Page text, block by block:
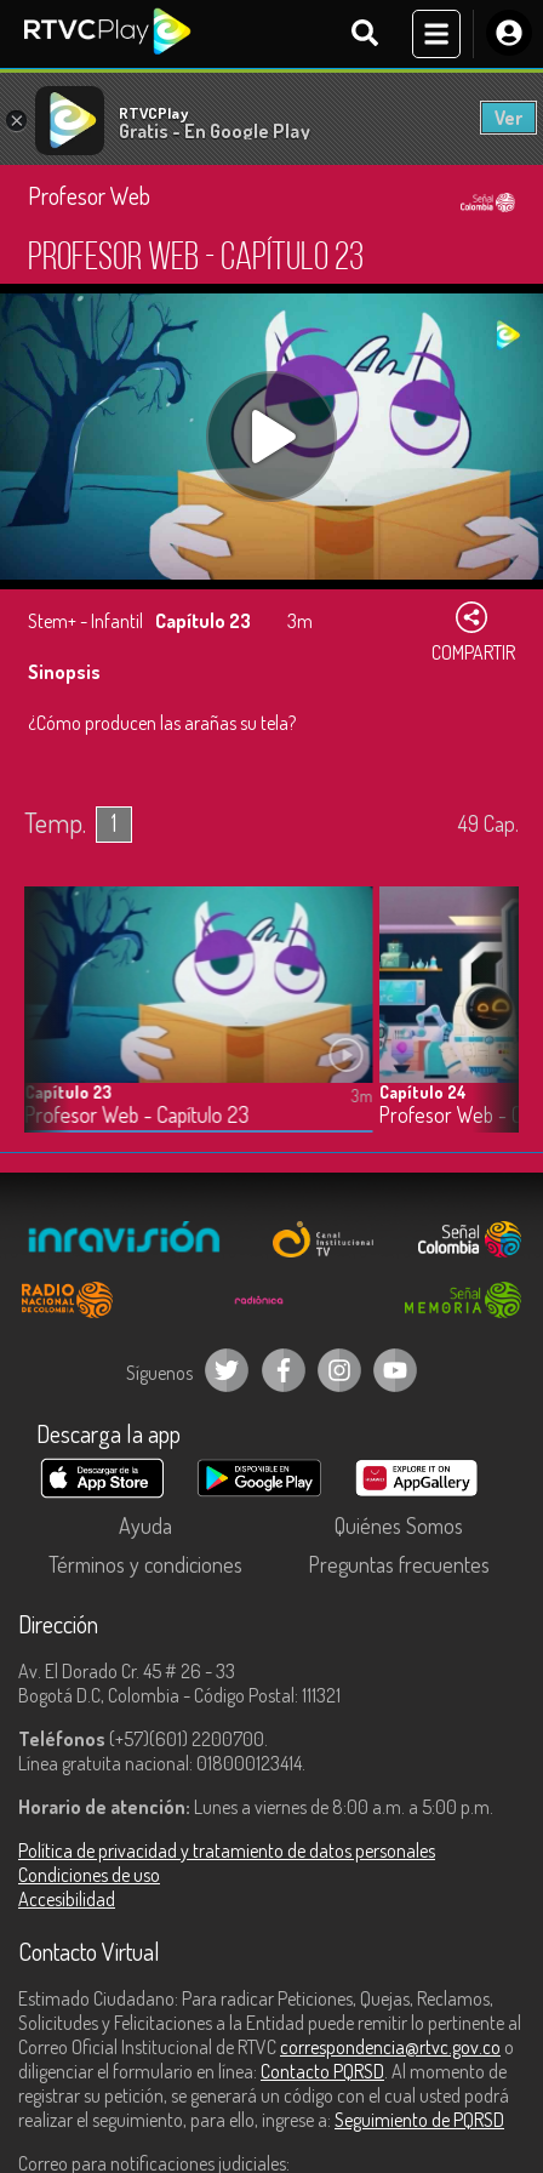
× RTVCPlay
Gratis - En Google Play
Ver
Profesor Web
Profesor Web - Capítulo 23
Stem+ - Infantil Capítulo 23
3m
COMPARTIR
Sinopsis
¿Cómo producen las arañas su tela?
Temp. 1 49 Cap.
Capítulo 23
Profesor Web - Capítulo 23
3m Capítulo 24
Profesor Web -
Síguenos
Descarga la app
Ayuda
Quiénes Somos
Términos y condiciones
Preguntas frecuentes
Dirección
Av. El Dorado Cr. 45 # 26 - 33
Bogotá D.C, Colombia - Código Postal: 111321
Teléfonos (+57)(601) 2200700.
Línea gratuita nacional: 018000123414.
Horario de atención: Lunes a viernes de 8:00 a.m. a 5:00 p.m.
Política de privacidad y tratamiento de datos personales
Condiciones de uso
Accesibilidad
Contacto Virtual
Estimado Ciudadano: Para radicar Peticiones, Quejas, Reclamos,
Solicitudes y Felicitaciones a la Entidad puede remitir lo pertinente al
Correo Oficial Institucional de RTVC correspondencia@rtvc.gov.co o
diligenciar el formulario en línea: Contacto PQRSD. Al momento de
registrar su petición, se generará un código con el cual usted podrá
realizar el seguimiento, para ello, ingrese a: Seguimiento de PQRSD
Correo para notificaciones judiciales: